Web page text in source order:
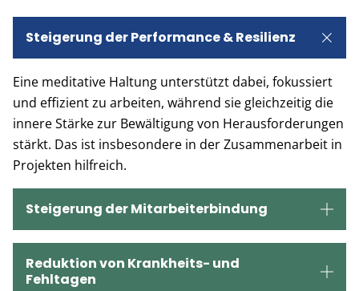
Steigerung der Performance & Resilienz
Eine meditative Haltung unterstützt dabei, fokussiert
und effizient zu arbeiten, während sie gleichzeitig die
innere Stärke zur Bewältigung von Herausforderungen
stärkt. Das ist insbesondere in der Zusammenarbeit in
Projekten hilfreich.
Steigerung der Mitarbeiterbindung
Reduktion von Krankheits- und
Fehltagen